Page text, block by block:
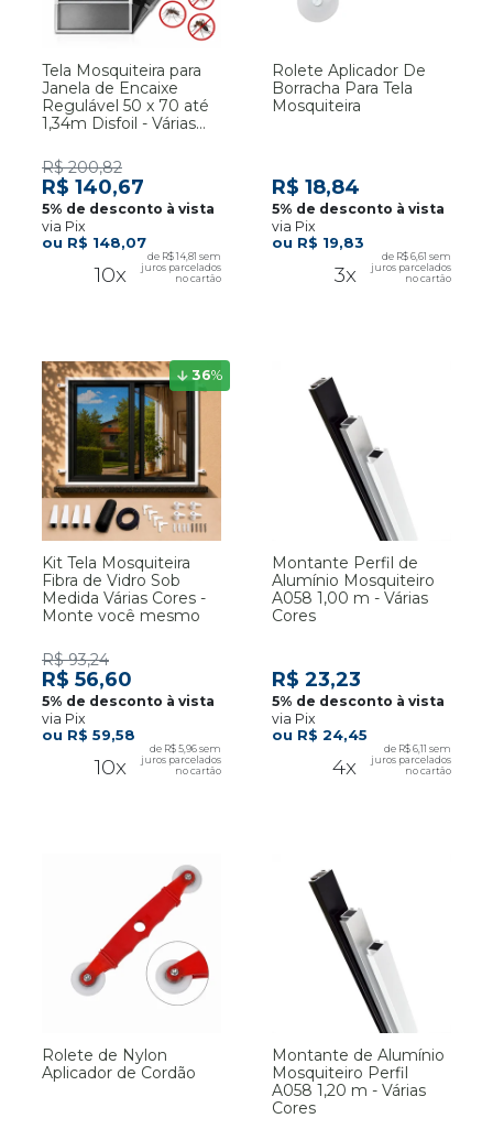
Tela Mosquiteira para
Janela de Encaixe
Regulável 50 x 70 até
1,34m Disfoil - Várias
R$ 200,82
R$ 148,07
10x
R$ 14,81
R$ 140,67
via Pix
Rolete Aplicador De
Borracha Para Tela
Mosquiteira
R$ 19,83
3x
R$ 6,61
R$ 18,84
via Pix
36%
Kit Tela Mosquiteira
Fibra de Vidro Sob
Medida Várias Cores -
Monte você mesmo
R$ 93,24
R$ 59,58
10x
R$ 5,96
R$ 56,60
via Pix
Montante Perfil de
Alumínio Mosquiteiro
A058 1,00 m - Várias
Cores
R$ 24,45
4x
R$ 6,11
R$ 23,23
via Pix
Rolete de Nylon
Aplicador de Cordão
Montante de Alumínio
Mosquiteiro Perfil
A058 1,20 m - Várias
Cores